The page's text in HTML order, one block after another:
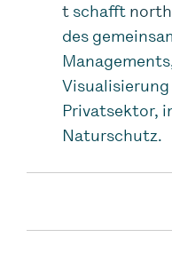
t schafft
des
Privatsektor,
Naturschutz.